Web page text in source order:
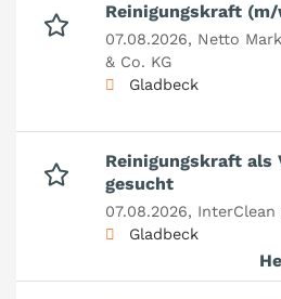
Reinigungskraft
07.08.2026, Netto
& Co. KG
Gladbeck
Reinigungskraft
gesucht
07.08.2026, InterClean
Gladbeck